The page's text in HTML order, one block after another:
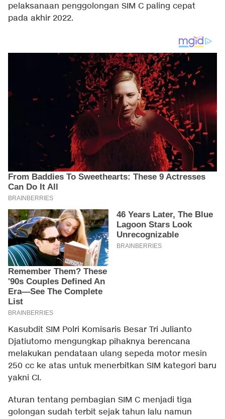
pelaksanaan penggolongan SIM C paling cepat
pada akhir 2022.
Kasubdit SIM Polri Komisaris Besar Tri Julianto
Djatiutomo mengungkap pihaknya berencana
melakukan pendataan ulang sepeda motor mesin
250 cc ke atas untuk menerbitkan SIM kategori baru
yakni CI.
Aturan tentang pembagian SIM C menjadi tiga
golongan sudah terbit sejak tahun lalu namun